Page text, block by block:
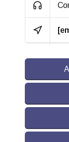
Geschikt